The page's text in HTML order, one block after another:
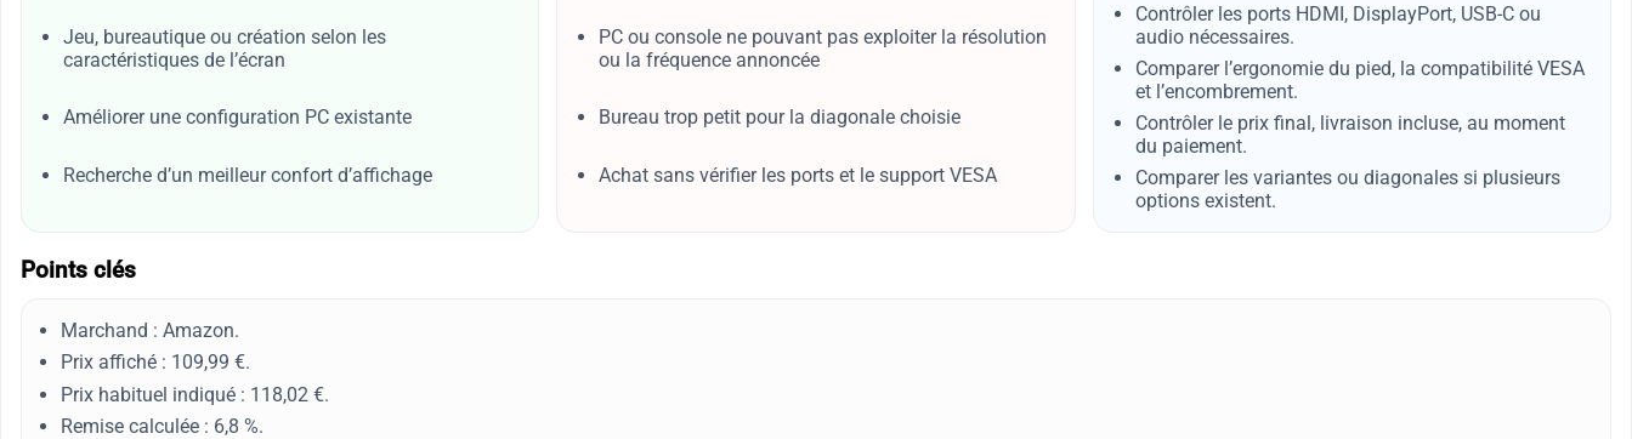
Jeu, bureautique ou création selon les
caractéristiques de l’écran
Améliorer une configuration PC existante
Recherche d’un meilleur confort d’affichage
PC ou console ne pouvant pas exploiter la résolution
ou la fréquence annoncée
Bureau trop petit pour la diagonale choisie
Achat sans vérifier les ports et le support VESA
Contrôler les ports HDMI, DisplayPort, USB-C ou
audio nécessaires.
Comparer l’ergonomie du pied, la compatibilité VESA
et l’encombrement.
Contrôler le prix final, livraison incluse, au moment
du paiement.
Comparer les variantes ou diagonales si plusieurs
options existent.
Points clés
Marchand : Amazon.
Prix affiché : 109,99 €.
Prix habituel indiqué : 118,02 €.
Remise calculée : 6,8 %.